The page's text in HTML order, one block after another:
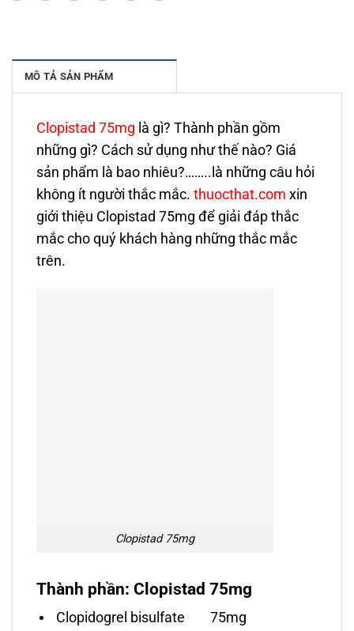
MÔ TẢ SẢN PHẨM
Clopistad 75mg là gì? Thành phần gồm
những gì? Cách sử dụng như thế nào? Giá
sản phẩm là bao nhiêu?……..là những câu hỏi
không ít người thắc mắc. thuocthat.com xin
giới thiệu Clopistad 75mg để giải đáp thắc
mắc cho quý khách hàng những thắc mắc
trên.
Clopistad 75mg
Thành phần: Clopistad 75mg
Clopidogrel bisulfate 75mg